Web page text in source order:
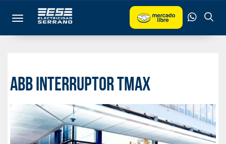
Toggle navigation
ABB INTERRUPTOR TMAX